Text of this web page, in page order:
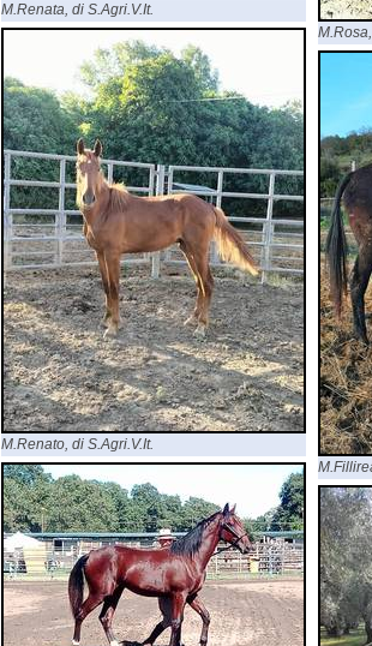
M.Renata, di S.Agri.V.It.
M.Renato, di S.Agri.V.It.